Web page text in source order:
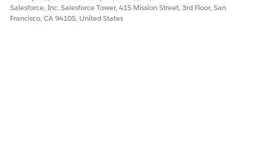
Salesforce, Inc. Salesforce Tower, 415 Mission Street, 3rd Floor, San
Francisco, CA 94105, United States